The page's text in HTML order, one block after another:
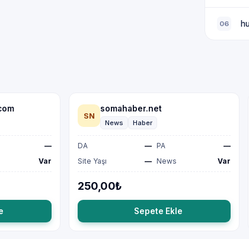
06
—
Var
SN
somahaber.net
News Haber
DA — PA
—
Site Yaşı
— News Var
250,00₺
Sepete Ekle